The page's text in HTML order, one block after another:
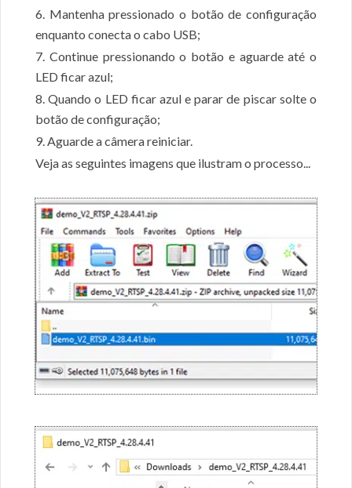
6. Mantenha pressionado o botão de configuração
enquanto conecta o cabo USB;
7. Continue pressionando o botão e aguarde até o
LED ficar azul;
8. Quando o LED ficar azul e parar de piscar solte o
botão de configuração;
9. Aguarde a câmera reiniciar.
Veja as seguintes imagens que ilustram o processo...